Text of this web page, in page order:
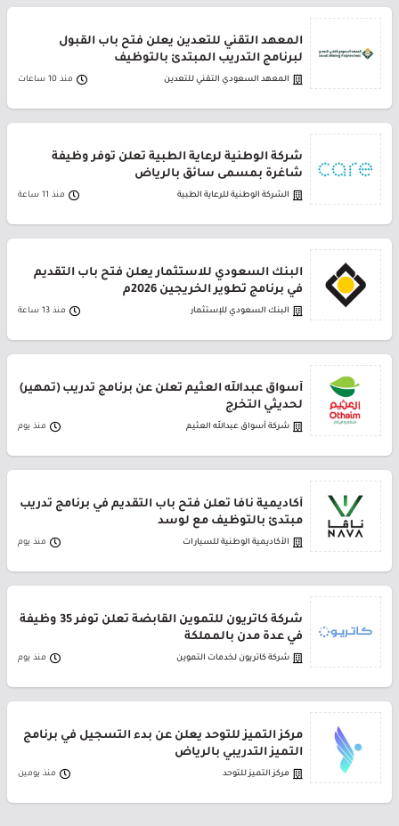
المعهد التقني للتعدين يعلن فتح باب القبول
لبرنامج التدريب المبتدئ بالتوظيف
المعهد السعودي التقني للتعدين منذ 10 ساعات
شركة الوطنية لرعاية الطبية تعلن توفر وظيفة
شاغرة بمسمى سائق بالرياض
الشركة الوطنية للرعاية الطبية منذ 11 ساعة
البنك السعودي للاستثمار يعلن فتح باب التقديم
في برنامج تطوير الخريجين 2026م
البنك السعودي للإستثمار منذ 13 ساعة
أسواق عبدالله العثيم تعلن عن برنامج تدريب (تمهير)
لحديثي التخرج
شركة أسواق عبدالله العثيم منذ يوم
أكاديمية نافا تعلن فتح باب التقديم في برنامج تدريب
مبتدئ بالتوظيف مع لوسد
الأكاديمية الوطنية للسيارات منذ يوم
شركة كاتريون للتموين القابضة تعلن توفر 35 وظيفة
في عدة مدن بالمملكة
شركة كاتريون لخدمات التموين منذ يوم
مركز التميز للتوحد يعلن عن بدء التسجيل في برنامج
التميز التدريبي بالرياض
مركز التميز للتوحد منذ يومين